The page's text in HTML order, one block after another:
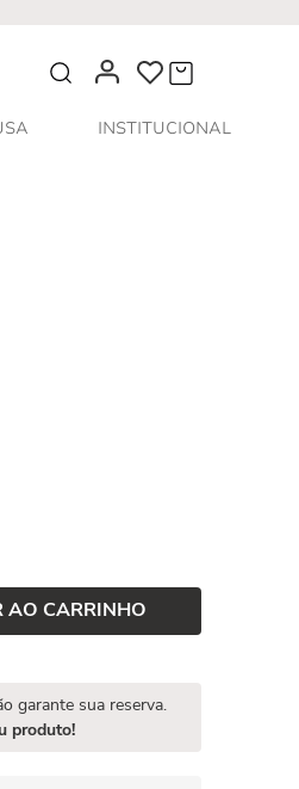
O que você procura?
INSTITUCIONAL
AO CARRINHO
garante sua reserva.
produto!